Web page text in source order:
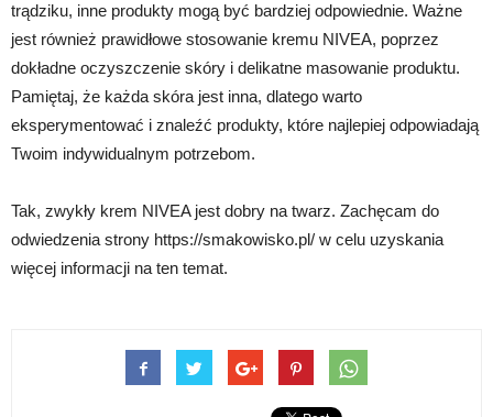
trądziku, inne produkty mogą być bardziej odpowiednie. Ważne
jest również prawidłowe stosowanie kremu NIVEA, poprzez
dokładne oczyszczenie skóry i delikatne masowanie produktu.
Pamiętaj, że każda skóra jest inna, dlatego warto
eksperymentować i znaleźć produkty, które najlepiej odpowiadają
Twoim indywidualnym potrzebom.
Tak, zwykły krem NIVEA jest dobry na twarz. Zachęcam do
odwiedzenia strony https://smakowisko.pl/ w celu uzyskania
więcej informacji na ten temat.